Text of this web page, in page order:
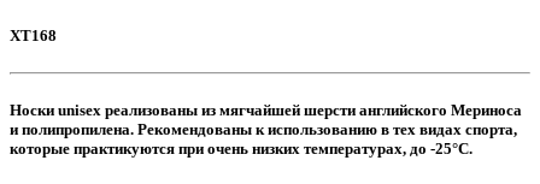
-25°
XT168
Носки unisex реализованы из мягчайшей шерсти английского Мериноса
и полипропилена. Рекомендованы к использованию в тех видах спорта,
которые практикуются при очень низких температурах, до -25°C.